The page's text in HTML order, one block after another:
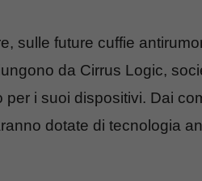
sulle future cuffie
da Cirrus Logic,
i suoi dispositivi. Dai
dotate di tecnologia